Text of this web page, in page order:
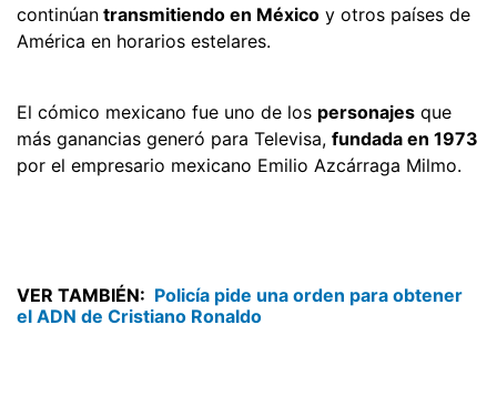
continúan transmitiendo en México y otros países de
América en horarios estelares.
El cómico mexicano fue uno de los personajes que
más ganancias generó para Televisa, fundada en 1973
por el empresario mexicano Emilio Azcárraga Milmo.
VER TAMBIÉN: Policía pide una orden para obtener
el ADN de Cristiano Ronaldo